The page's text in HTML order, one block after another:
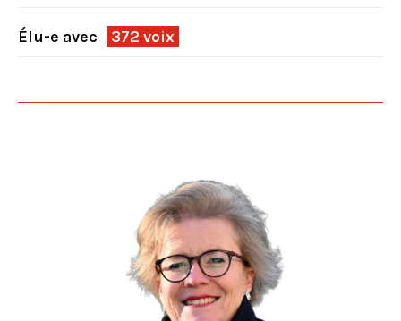
Élu-e avec 372 voix